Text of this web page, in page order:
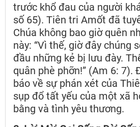
trước khổ đau của người
số 65). Tiên tri Amốt đã
Chúa không bao giờ quên
này: “Vì thế, giờ đây chúng
đầu những kẻ bị lưu đày.
quân phè phỡn!” (Am 6: 7).
báo về sự phán xét của
sụp đổ tất yếu của một xã
bằng và tình yêu thương.